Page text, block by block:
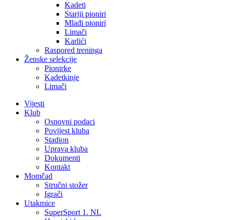
Kadeti
Stariji pioniri
Mlađi pioniri
Limači
Karlići
Raspored treninga
Ženske selekcije
Pionirke
Kadetkinje
Limači
Vijesti
Klub
Osnovni podaci
Povijest kluba
Stadion
Uprava kluba
Dokumenti
Kontakt
Momčad
Stručni stožer
Igrači
Utakmice
SuperSport 1. NL